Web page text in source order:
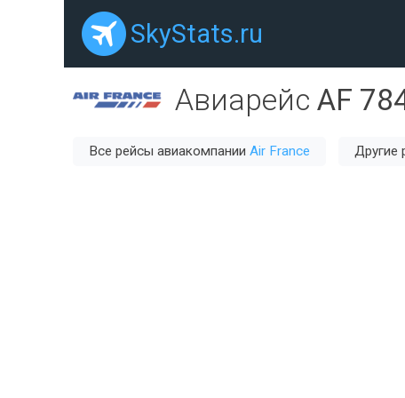
SkyStats.ru
Авиарейс AF
Все рейсы авиакомпании Air France Другие